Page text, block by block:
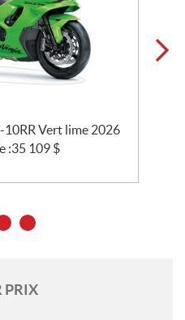
Vert lime 2026
:35 109 $
PRIX